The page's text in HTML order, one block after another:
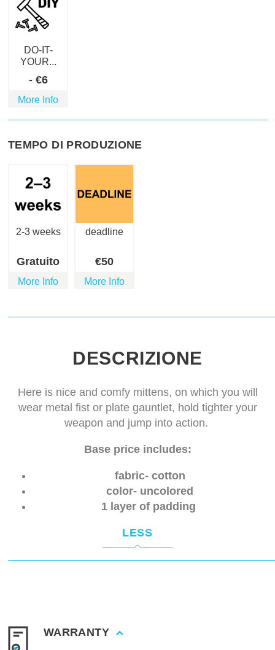
DO-IT-
YOUR...
- €6
More Info
TEMPO DI PRODUZIONE
2-3 weeks
Gratuito
More Info
deadline
€50
More Info
DESCRIZIONE
Here is nice and comfy mittens, on which you will
wear metal fist or plate gauntlet, hold tighter your
weapon and jump into action.
Base price includes:
fabric- cotton
color- uncolored
1 layer of padding
LESS
WARRANTY